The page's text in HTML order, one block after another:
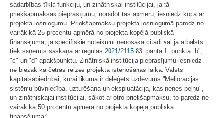
sadarbības tīkla funkciju, un zinātniskai institūcijai, ja tā
priekšapmaksas pieprasījumu, norādot tās apmēru, iesniedz kopā ar
projekta iesniegumu. Priekšapmaksu projekta iesniegumā paredz ne
vairāk kā 25 procentu apmērā no projekta kopējā publiskā
finansējuma, ja specifiskie noteikumi nenosaka citādi vai ja atbalsts
tiek saņemts saskaņā ar regulas 2021/2115 83. panta 1. punkta "b",
"c" un "d" apakšpunktu. Zinātniskā institūcija pieprasījumu iesniedz
ne biežāk kā četras reizes projekta īstenošanas laikā. Valsts
kapitālsabiedrībai, kurai likumā ir deleģēts uzdevums "Meliorācijas
sistēmu būvniecība, uzturēšana un ekspluatācija, kas nenes peļņu",
un zinātniskajai institūcijai, sākot ar otro priekšapmaksu, to paredz ne
vairāk kā 50 procentu apmērā no projekta kopējā publiskā
finansējuma;".